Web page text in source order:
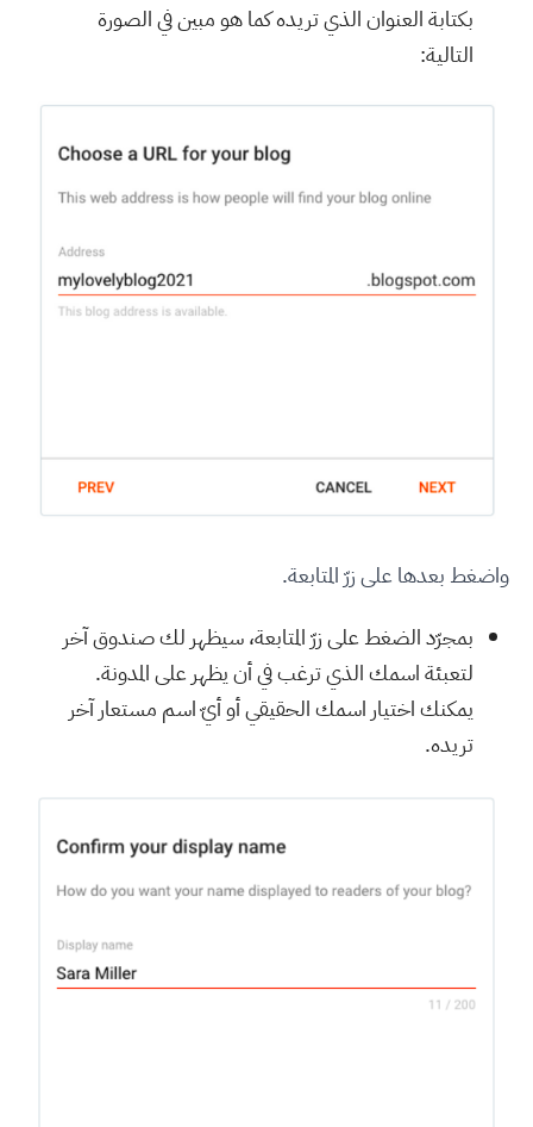
بكتابة العنوان الذي تريده كما هو مبين في الصورة
التالية:
واضغط بعدها على زرّ المتابعة.
بمجرّد الضغط على زرّ المتابعة، سيظهر لك صندوق آخر
لتعبئة اسمك الذي ترغب في أن يظهر على المدونة.
يمكنك اختيار اسمك الحقيقي أو أيّ اسم مستعار آخر
تريده.